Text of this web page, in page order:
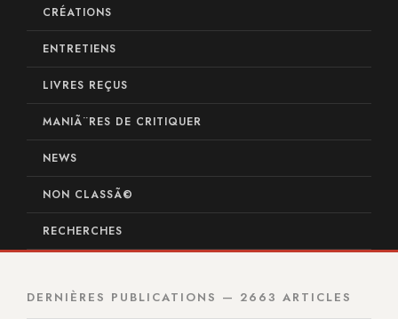
CRÉATIONS
ENTRETIENS
LIVRES REÇUS
MANIÃ¨RES DE CRITIQUER
NEWS
NON CLASSÃ©
RECHERCHES
DERNIÈRES PUBLICATIONS — 2663 ARTICLES